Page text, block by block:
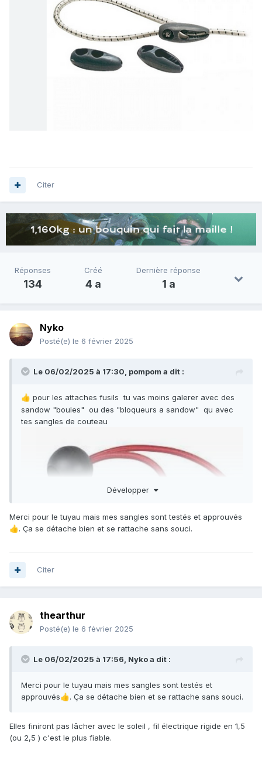
Citer
Réponses
134
Créé
4 a
Dernière réponse
1 a
Nyko
Posté(e) le 6 février 2025
Le 06/02/2025 à 17:30, pompom a dit :
👍 pour les attaches fusils tu vas moins galerer avec des
sandow "boules" ou des "bloqueurs a sandow" qu avec
tes sangles de couteau
Développer
Merci pour le tuyau mais mes sangles sont testés et approuvés
👍. Ça se détache bien et se rattache sans souci.
Citer
thearthur
Posté(e) le 6 février 2025
Le 06/02/2025 à 17:56, Nykoa dit :
Merci pour le tuyau mais mes sangles sont testés et
approuvés👍. Ça se détache bien et se rattache sans souci.
Elles finiront pas lâcher avec le soleil , fil électrique rigide en 1,5
(ou 2,5 ) c'est le plus fiable.